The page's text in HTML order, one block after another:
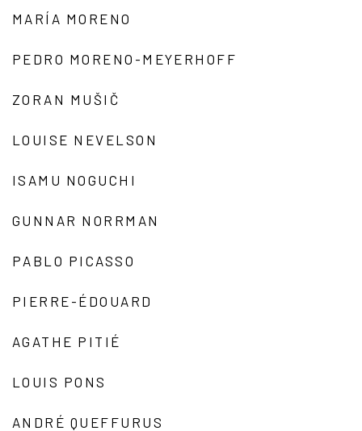
MARÍA MORENO
PEDRO MORENO-MEYERHOFF
ZORAN MUŠIČ
LOUISE NEVELSON
ISAMU NOGUCHI
GUNNAR NORRMAN
PABLO PICASSO
PIERRE-ÉDOUARD
AGATHE PITIÉ
LOUIS PONS
ANDRÉ QUEFFURUS